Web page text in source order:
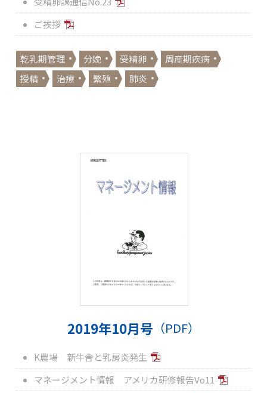
ご挨拶
乾乳期管理 分娩 受精卵
周産期疾病
授精
治療 繁殖 肺炎
2019年10月号 （PDF）
K農場 新牛舎と乳房炎発生
マネージメント情報 アメリカ研修報告Vo11